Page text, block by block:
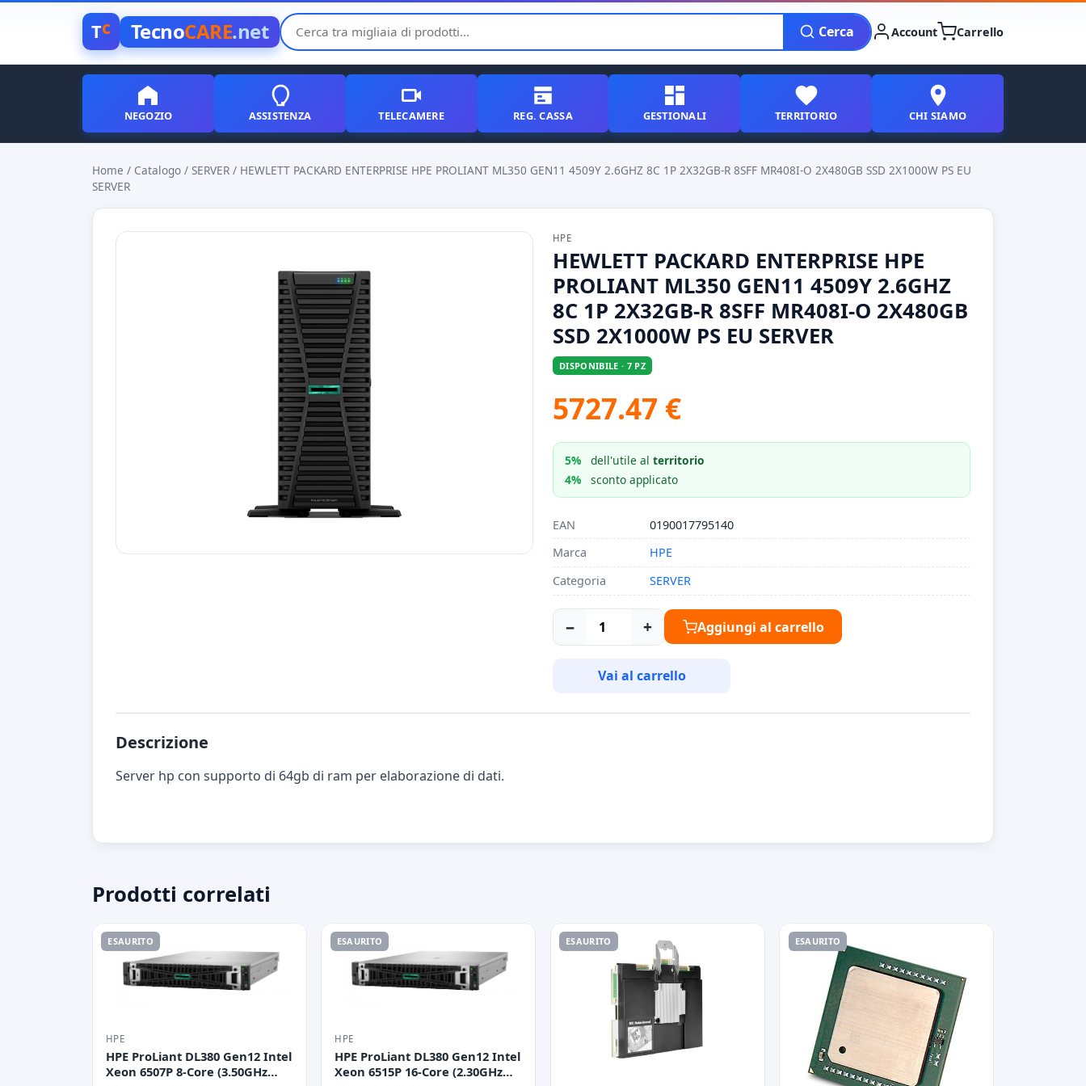
Tc TecnoCARE.net Cerca Account Carrello
NEGOZIO ASSISTENZA TELECAMERE REG. CASSA GESTIONALI TERRITORIO CHI SIAMO
Home / Catalogo / SERVER / HEWLETT PACKARD ENTERPRISE HPE PROLIANT ML350 GEN11 4509Y 2.6GHZ 8C 1P 2X32GB-R 8SFF MR408I-O 2X480GB SSD 2X1000W PS EU
SERVER
HPE
HEWLETT PACKARD ENTERPRISE HPE
PROLIANT ML350 GEN11 4509Y 2.6GHZ
8C 1P 2X32GB-R 8SFF MR408I-O 2X480GB
SSD 2X1000W PS EU SERVER
DISPONIBILE · 7 PZ
5727.47 €
5% dell'utile alterritorio
4%
sconto applicato
EAN
0190017795140
Marca
HPE
Categoria
SERVER
− + Aggiungi al carrello
Vai al carrello
Descrizione
Server hp con supporto di 64gb di ram per elaborazione di dati.
Prodotti correlati
ESAURITO
HPE
HPE ProLiant DL380 Gen12 Intel
Xeon 6507P 8-Core (3.50GHz
ESAURITO
HPE
HPE ProLiant DL380 Gen12 Intel
Xeon 6515P 16-Core (2.30GHz
ESAURITO ESAURITO